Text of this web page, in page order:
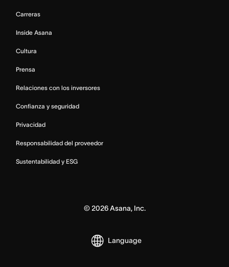
Carreras
Inside Asana
Cultura
Prensa
Relaciones con los inversores
Confianza y seguridad
Privacidad
Responsabilidad del proveedor
Sustentabilidad y ESG
© 2026Asana, Inc.
Language